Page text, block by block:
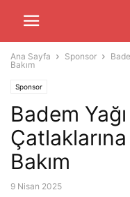
Ana Sayfa Sponsor
Bakım
Sponsor
Badem
Bakım
9 Nisan 2025